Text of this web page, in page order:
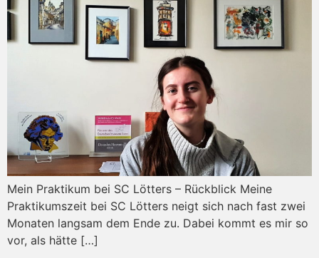
Mein Praktikum bei SC Lötters – Rückblick Meine
Praktikumszeit bei SC Lötters neigt sich nach fast zwei
Monaten langsam dem Ende zu. Dabei kommt es mir so
vor, als hätte […]